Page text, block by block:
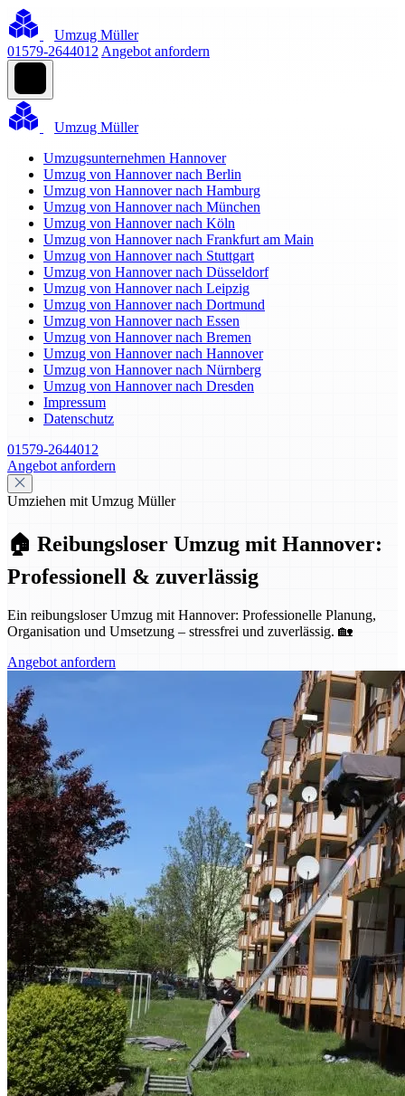
Umzug Müller
01579-2644012 Angebot anfordern
Umzug Müller
Umzugsunternehmen Hannover
Umzug von Hannover nach Berlin
Umzug von Hannover nach Hamburg
Umzug von Hannover nach München
Umzug von Hannover nach Köln
Umzug von Hannover nach Frankfurt am Main
Umzug von Hannover nach Stuttgart
Umzug von Hannover nach Düsseldorf
Umzug von Hannover nach Leipzig
Umzug von Hannover nach Dortmund
Umzug von Hannover nach Essen
Umzug von Hannover nach Bremen
Umzug von Hannover nach Hannover
Umzug von Hannover nach Nürnberg
Umzug von Hannover nach Dresden
Impressum
Datenschutz
01579-2644012
Angebot anfordern
Umziehen mit Umzug Müller
🏠 Reibungsloser Umzug mit Hannover:
Professionell & zuverlässig
Ein reibungsloser Umzug mit Hannover: Professionelle Planung,
Organisation und Umsetzung – stressfrei und zuverlässig. 🏡
Angebot anfordern